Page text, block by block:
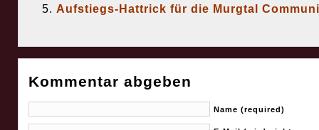
Aufstiegs-Hattrick für die Murgtal
Kommentar abgeben
Name (required)